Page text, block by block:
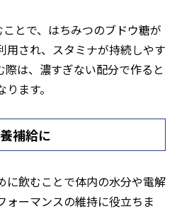
とで、はちみつのブドウ糖が
用され、スタミナが持続しやす
際は、濃すぎない配分で作ると
ます。
補給に
に飲むことで体内の水分や電解
ォーマンスの維持に役立ちま